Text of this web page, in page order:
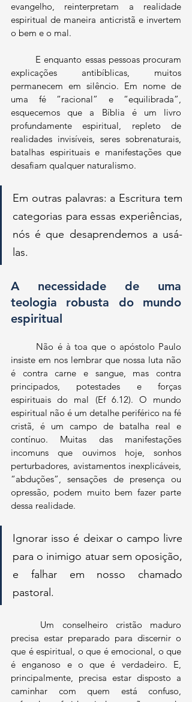
evangelho, reinterpretam a realidade
espiritual de maneira anticristã e invertem
o bem e o mal.
explicações antibíblicas, muitos
permanecem em silêncio. Em nome de
uma fé “racional” e “equilibrada”,
esquecemos que a Bíblia é um livro
profundamente espiritual, repleto de
realidades invisíveis, seres sobrenaturais,
batalhas espirituais e manifestações que
desafiam qualquer naturalismo.
Em outras palavras: a Escritura tem
categorias para essas experiências,
nós é que desaprendemos a usá-
las.
A necessidade de uma
teologia robusta do mundo
espiritual
insiste em nos lembrar que nossa luta não
é contra carne e sangue, mas contra
principados, potestades e forças
espirituais do mal (Ef 6.12). O mundo
espiritual não é um detalhe periférico na fé
cristã, é um campo de batalha real e
contínuo. Muitas das manifestações
incomuns que ouvimos hoje, sonhos
perturbadores, avistamentos inexplicáveis,
“abduções”, sensações de presença ou
opressão, podem muito bem fazer parte
dessa realidade.
Ignorar isso é deixar o campo livre
para o inimigo atuar sem oposição,
e falhar em nosso chamado
pastoral.
precisa estar preparado para discernir o
que é espiritual, o que é emocional, o que
é enganoso e o que é verdadeiro. E,
principalmente, precisa estar disposto a
caminhar com quem está confuso,